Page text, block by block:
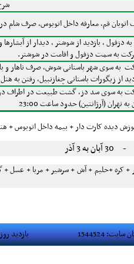
قم، معارفه داخل اتوبوس، صرف شام
، بازدید از شوشتر ، دیدار از
به سمت دزفول و اقامت در شوشتر.
سوی شهر باستانی شوش، صرف ناهار و
از زیگورات باستانی چغازنبیل، رفتن به
به سوی سد دز، گشت طبیعت در اطراف
تهران (آرژانتین) حدود ساعت 23:00
کره +حلیم + آش + سرشیر + مربا + عسل
بازديد 1544524